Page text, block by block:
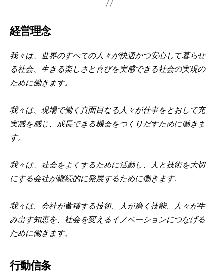
経営理念
我々は、世界のすべての人々が快適かつ安心して暮らせ
る社会、生きる楽しさと喜びを実感できる社会の実現の
ために働きます。
我々は、現場で働く真面目なる人々が仕事をとおして充
実感を感じ、成長できる機会をつくりだすために働きま
す。
我々は、社会をよくするために活動し、人と技術を大切
にする会社が継続的に発展するために働きます。
我々は、会社が蓄積する技術、人が磨く技能、人々が生
み出す知恵を、社会を変えるイノベーションにつなげる
ために働きます。
行動信条